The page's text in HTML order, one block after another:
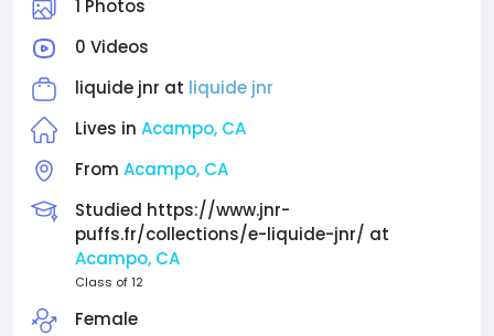
1 Photos
0 Videos
liquide jnr at liquide jnr
Lives in Acampo, CA
From Acampo, CA
Studied https://www.jnr-
puffs.fr/collections/e-liquide-jnr/ at
Acampo, CA
Class of 12
Female